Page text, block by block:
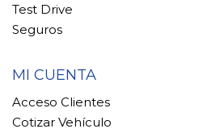
Test Drive
Seguros
MI CUENTA
Acceso Clientes
Cotizar Vehículo